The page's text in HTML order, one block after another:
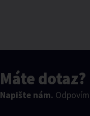
Máte dotaz?
Napište nám.